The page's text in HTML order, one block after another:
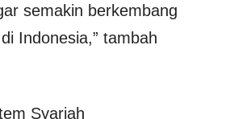
semakin berkembang
Indonesia,” tambah
Syariah